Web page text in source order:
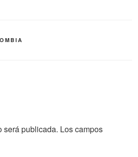
será publicada. Los campos